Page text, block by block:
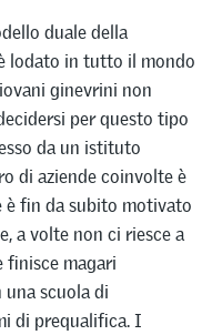
duale della
lodato in tutto il mondo
ginevrini non
per questo tipo
da un istituto
di aziende coinvolte è
è fin da subito motivato
a volte non ci riesce a
finisce magari
scuola di
di prequalifica. I